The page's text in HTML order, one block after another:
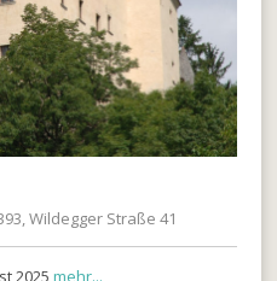
Wildegger Straße 41
2025 mehr...